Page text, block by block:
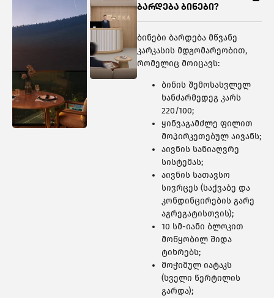
ბარდება ბინები?
ბინები ბარდება მწვანე
კარკასის მდგომარეობით,
რომელიც მოიცავს:
ბინის შემოსასვლელ
ხანძარმედეგ კარს
220/100;
ყინვაგამძლე ფილით
მოპირკეთებულ აივანს;
აივნის სანიაღვრე
სისტემას;
აივნის სათავსო
სივრცეს (საქვაბე და
კონდინცირების გარე
აგრეგატისთვის);
10 სმ-იანი ბლოკით
მოწყობილ შიდა
ტიხრებს;
მოჭიმულ იატაკს
(სველი წერტილის
გარდა);